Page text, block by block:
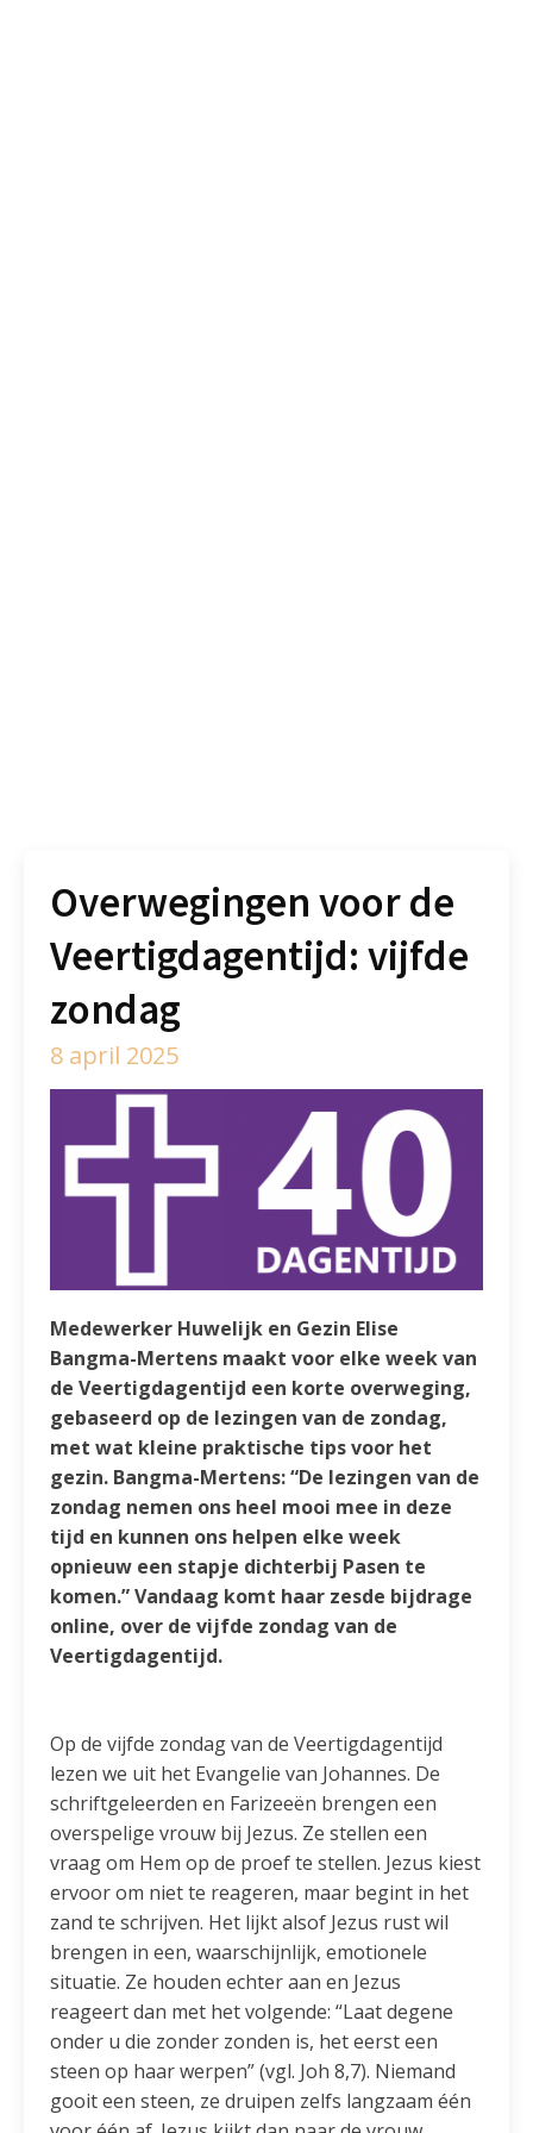
Overwegingen voor de
Veertigdagentijd: vijfde
zondag
8 april 2025
Medewerker Huwelijk en Gezin Elise
Bangma-Mertens maakt voor elke week van
de Veertigdagentijd een korte overweging,
gebaseerd op de lezingen van de zondag,
met wat kleine praktische tips voor het
gezin. Bangma-Mertens: “De lezingen van de
zondag nemen ons heel mooi mee in deze
tijd en kunnen ons helpen elke week
opnieuw een stapje dichterbij Pasen te
komen.” Vandaag komt haar zesde bijdrage
online, over de vijfde zondag van de
Veertigdagentijd.
Op de vijfde zondag van de Veertigdagentijd
lezen we uit het Evangelie van Johannes. De
schriftgeleerden en Farizeeën brengen een
overspelige vrouw bij Jezus. Ze stellen een
vraag om Hem op de proef te stellen. Jezus kiest
ervoor om niet te reageren, maar begint in het
zand te schrijven. Het lijkt alsof Jezus rust wil
brengen in een, waarschijnlijk, emotionele
situatie. Ze houden echter aan en Jezus
reageert dan met het volgende: “Laat degene
onder u die zonder zonden is, het eerst een
steen op haar werpen” (vgl. Joh 8,7). Niemand
gooit een steen, ze druipen zelfs langzaam één